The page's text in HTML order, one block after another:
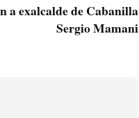
a exalcalde de Cabanilla
Sergio Mamani